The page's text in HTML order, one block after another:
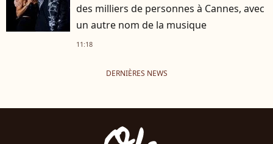
des milliers de personnes à Cannes, avec
un autre nom de la musique
11:18
DERNIÈRES NEWS